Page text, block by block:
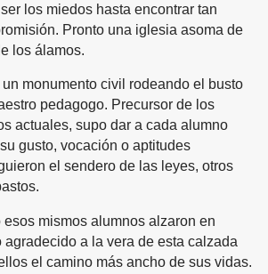
los miedos hasta encontrar tan
Pronto una iglesia asoma de
los álamos.
monumento civil rodeando el busto
pedagogo. Precursor de los
actuales, supo dar a cada alumno
gusto, vocación o aptitudes
el sendero de las leyes, otros
mismos alumnos alzaron en
agradecido a la vera de esta calzada
el camino más ancho de sus vidas.